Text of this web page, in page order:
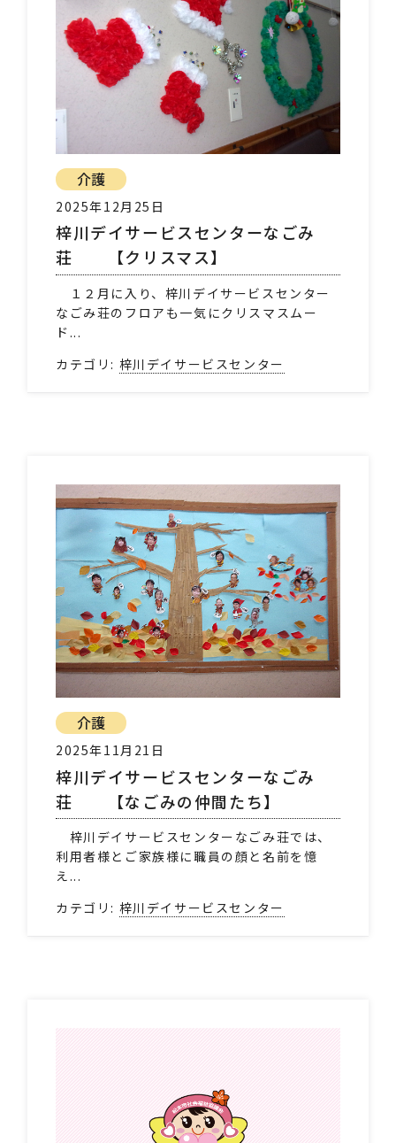
介護
2025年12月25日
梓川デイサービスセンターなごみ
荘 【クリスマス】
１２月に入り、梓川デイサービスセンター
なごみ荘のフロアも一気にクリスマスムー
ド...
カテゴリ: 梓川デイサービスセンター
介護
2025年11月21日
梓川デイサービスセンターなごみ
荘 【なごみの仲間たち】
梓川デイサービスセンターなごみ荘では、
利用者様とご家族様に職員の顔と名前を憶
え...
カテゴリ: 梓川デイサービスセンター